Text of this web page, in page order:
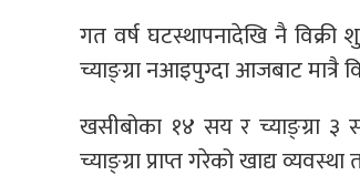
गत वर्ष घटस्थापनादेखि नै
च्याङ्ग्रा नआइपुग्दा आजबाट मात्रै
खसीबोका १४ सय र च्याङ्ग्रा ३
च्याङ्ग्रा प्राप्त गरेको खाद्य